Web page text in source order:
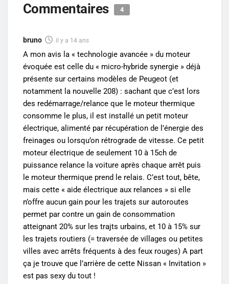
Commentaires 4
bruno il y a 14 ans
A mon avis la « technologie avancée » du moteur
évoquée est celle du « micro-hybride synergie » déjà
présente sur certains modèles de Peugeot (et
notamment la nouvelle 208) : sachant que c’est lors
des redémarrage/relance que le moteur thermique
consomme le plus, il est installé un petit moteur
électrique, alimenté par récupération de l’énergie des
freinages ou lorsqu’on rétrograde de vitesse. Ce petit
moteur électrique de seulement 10 à 15ch de
puissance relance la voiture après chaque arrêt puis
le moteur thermique prend le relais. C’est tout, bête,
mais cette « aide électrique aux relances » si elle
n’offre aucun gain pour les trajets sur autoroutes
permet par contre un gain de consommation
atteignant 20% sur les trajts urbains, et 10 à 15% sur
les trajets routiers (= traversée de villages ou petites
villes avec arrêts fréquents à des feux rouges) A part
ça je trouve que l’arrière de cette Nissan « Invitation »
est pas sexy du tout !